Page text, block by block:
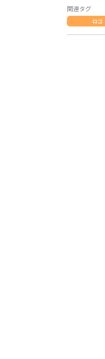
関連タグ
ロゴ